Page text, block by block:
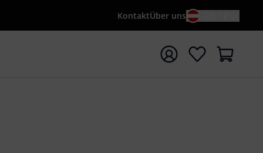
KontaktÜber uns
mit Suchwort {searchTerm} starten